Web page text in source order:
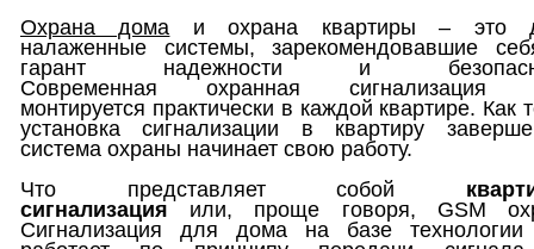
Охрана дома и охрана квартиры – это
налаженные системы, зарекомендовавшие
гарант надежности и
Современная охранная сигнализация
монтируется практически в каждой квартире. Как
установка сигнализации в квартиру
система охраны начинает свою работу.
Что представляет собой
сигнализация или, проще говоря, GSM
Сигнализация для дома на базе технологии